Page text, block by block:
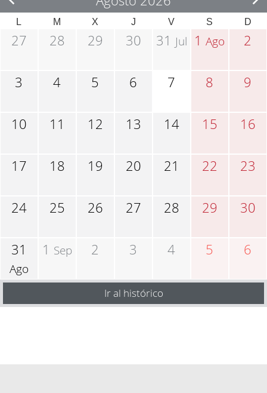
L M X J V S D
27 28 29 30 31 Jul 1Ago 2
3 4 5 6 7 8 9
10 11 12 13 14 15 16
17 18 19 20 21 22 23
24 25 26 27 28 29 30
31
Ago
1 Sep 2 3 4 5 6
Ir al histórico